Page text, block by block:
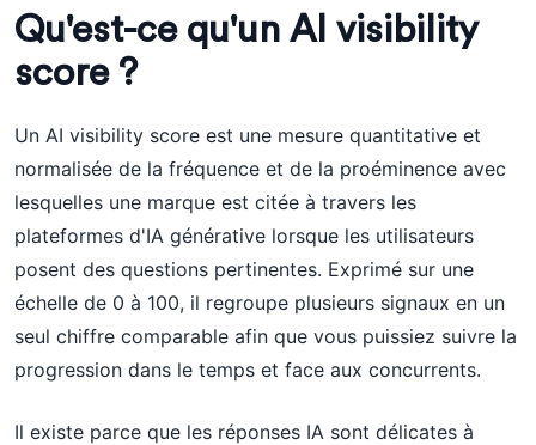
Qu'est-ce qu'un AI visibility
score ?
Un AI visibility score est une mesure quantitative et
normalisée de la fréquence et de la proéminence avec
lesquelles une marque est citée à travers les
plateformes d'IA générative lorsque les utilisateurs
posent des questions pertinentes. Exprimé sur une
échelle de 0 à 100, il regroupe plusieurs signaux en un
seul chiffre comparable afin que vous puissiez suivre la
progression dans le temps et face aux concurrents.
Il existe parce que les réponses IA sont délicates à